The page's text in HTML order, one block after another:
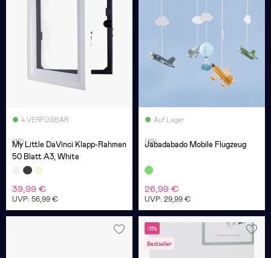
4 VERFÜGBAR
(12)
My Little DaVinci Klapp-Rahmen
50 Blatt A3, White
39,99 €
UVP: 56,99 €
Auf Lager
(19)
Jabadabado Mobile Flugzeug
26,99 €
UVP: 29,99 €
-11%
Bestseller